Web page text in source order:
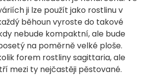
ji lze použít jako rostlinu v
běhoun vyroste do takové
nebude kompaktní, ale bude
na poměrně velké ploše.
forem rostliny sagittaria, ale
mezi ty nejčastěji pěstované.